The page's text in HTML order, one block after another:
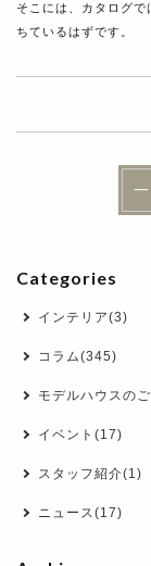
そこには、カタログ
ちているはずです。
Categories
インテリア(3)
コラム(345)
モデルハウスの
イベント(17)
スタッフ紹介(1)
ニュース(17)